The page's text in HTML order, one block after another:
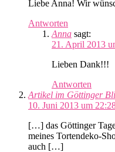
Liebe Anna! Wir
Antworten
Anna sagt:
21. April 2013
Lieben Dank!!!
Antworten
Artikel im Göttinger
10. Juni 2013 um
[…] das Göttinger
meines Tortendeko-
auch […]